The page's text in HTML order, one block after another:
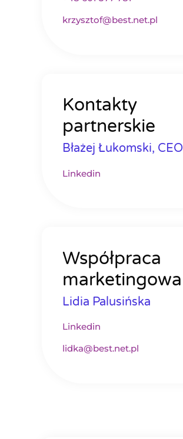
krzysztof@best.net.pl
Kontakty
partnerskie
Błażej Łukomski, CEO
Linkedin
Współpraca
marketingowa
Lidia Palusińska
Linkedin
lidka@best.net.pl